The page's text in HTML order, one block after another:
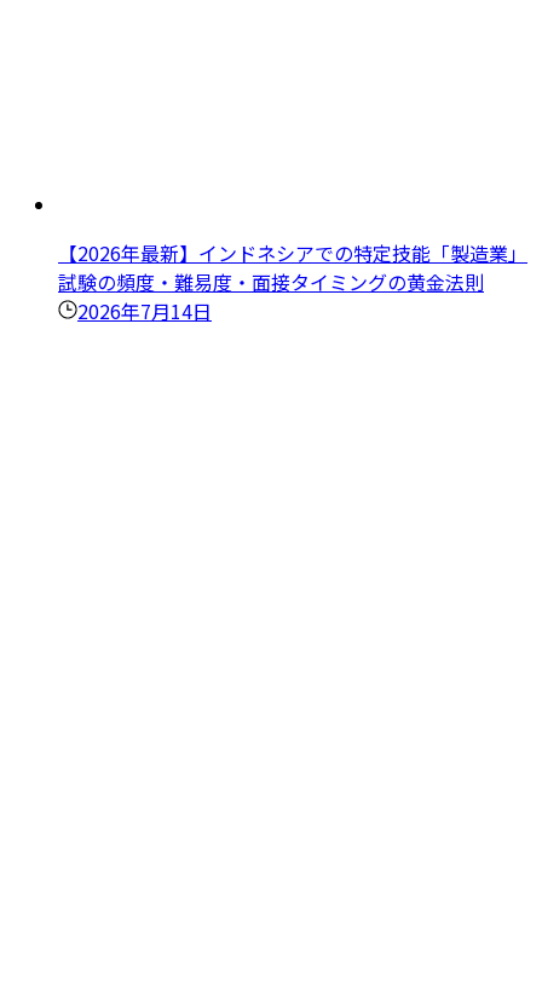
【2026年最新】インドネシアでの特定技能「製造業」
試験の頻度・難易度・面接タイミングの黄金法則
2026年7月14日